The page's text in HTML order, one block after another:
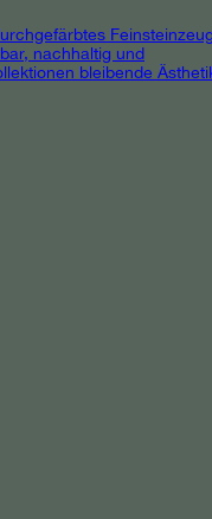
nachhaltig und
bleibende